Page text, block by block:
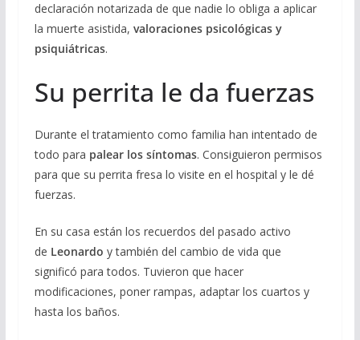
declaración notarizada de que nadie lo obliga a aplicar
la muerte asistida, valoraciones psicológicas y
psiquiátricas.
Su perrita le da fuerzas
Durante el tratamiento como familia han intentado de
todo para palear los síntomas. Consiguieron permisos
para que su perrita fresa lo visite en el hospital y le dé
fuerzas.
En su casa están los recuerdos del pasado activo
de Leonardo y también del cambio de vida que
significó para todos. Tuvieron que hacer
modificaciones, poner rampas, adaptar los cuartos y
hasta los baños.